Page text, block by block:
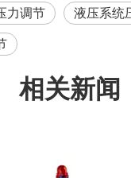
力调节
液压系统
相关新闻